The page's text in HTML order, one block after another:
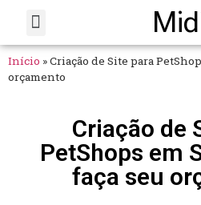
Início »Criação de Site para
orçamento
Criação de
PetShops em
faça seu